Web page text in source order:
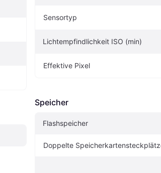
Sensortyp
Lichtempfindlichkeit ISO (min)
Effektive Pixel
Speicher
Flashspeicher
Doppelte